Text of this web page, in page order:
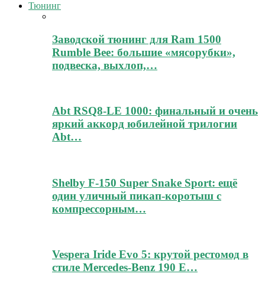
Тюнинг
Заводской тюнинг для Ram 1500
Rumble Bee: большие «мясорубки»,
подвеска, выхлоп,…
Abt RSQ8-LE 1000: финальный и очень
яркий аккорд юбилейной трилогии
Abt…
Shelby F-150 Super Snake Sport: ещё
один уличный пикап-коротыш с
компрессорным…
Vespera Iride Evo 5: крутой рестомод в
стиле Mercedes-Benz 190 E…